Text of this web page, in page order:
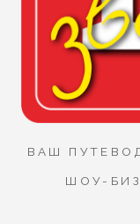
ВАШ
ШОУ-